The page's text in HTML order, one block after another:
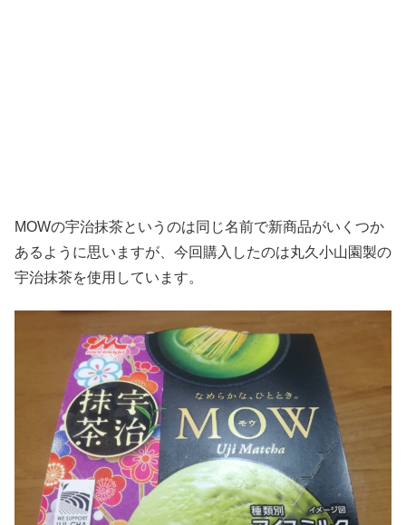
MOWの宇治抹茶というのは同じ名前で新商品がいくつか
あるように思いますが、今回購入したのは丸久小山園製の
宇治抹茶を使用しています。